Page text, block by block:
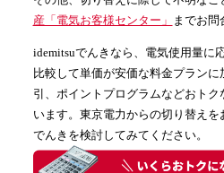
産「電気お客様センター」 までお問
idemitsuでんきなら、電気使用量に
比較して単価が安価な料金プラン
引、ポイントプログラムなどおト
います。東京電力からの切り替え
でんきを検討してみてください。